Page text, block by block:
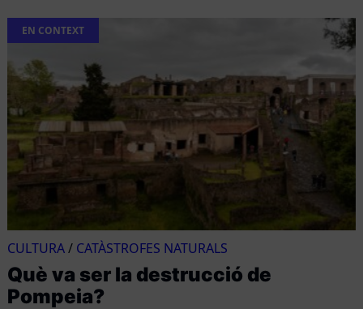
EN CONTEXT
CULTURA/ CATÀSTROFES NATURALS
Què va ser la destrucció de
Pompeia?